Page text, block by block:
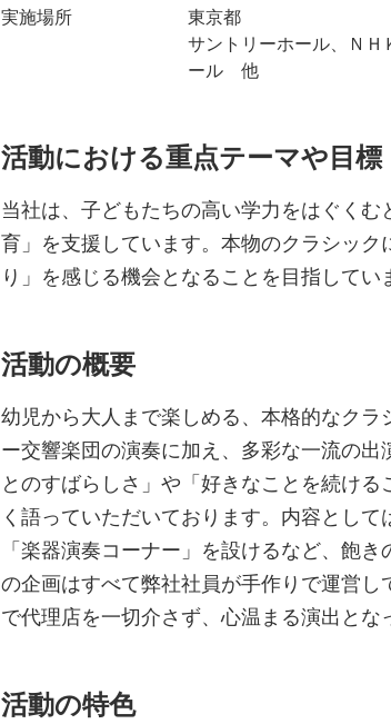
実施場所
東京都
サントリーホール、ＮＨ
ール 他
活動における重点テーマや目標
当社は、子どもたちの高い学力をはぐく
育」を支援しています。本物のクラシッ
り」を感じる機会となることを目指してい
活動の概要
幼児から大人まで楽しめる、本格的なク
ー交響楽団の演奏に加え、多彩な一流の
とのすばらしさ」や「好きなことを続け
く語っていただいております。内容とし
「楽器演奏コーナー」を設けるなど、飽
の企画はすべて弊社社員が手作りで運営
で代理店を一切介さず、心温まる演出とな
活動の特色